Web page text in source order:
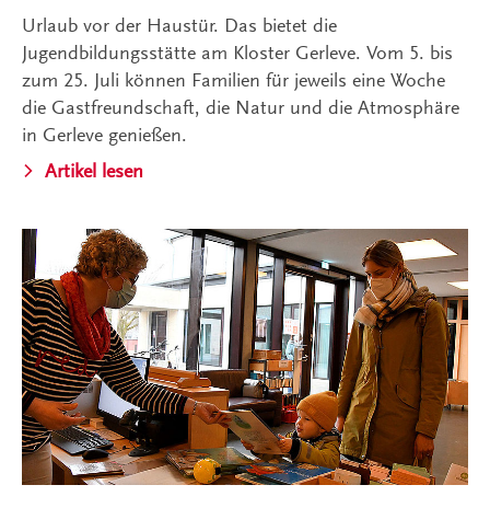
Urlaub vor der Haustür. Das bietet die
Jugendbildungsstätte am Kloster Gerleve. Vom 5. bis
zum 25. Juli können Familien für jeweils eine Woche
die Gastfreundschaft, die Natur und die Atmosphäre
in Gerleve genießen.
Artikel lesen